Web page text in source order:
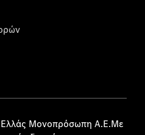
Μονοπρόσωπη Α.Ε.Με